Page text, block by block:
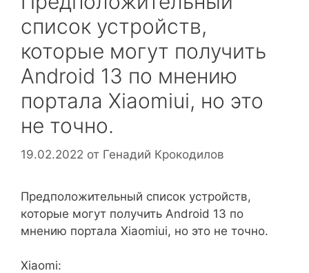
список устройств,
которые могут получить
Android 13 по мнению
портала Xiaomiui, но это
не точно.
19.02.2022 от Генадий Крокодилов
Предположительный список устройств,
которые могут получить Android 13 по
мнению портала Xiaomiui, но это не точно.
Xiaomi: